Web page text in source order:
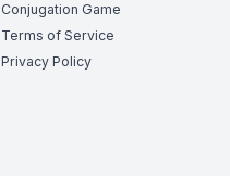
Conjugation Game
Terms of Service
Privacy Policy